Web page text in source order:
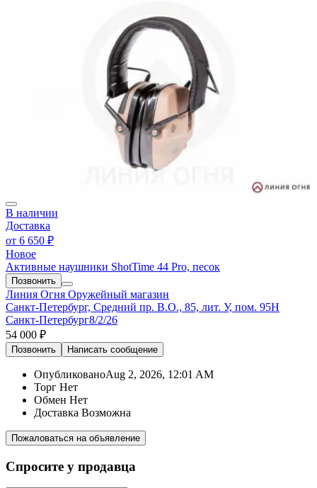
В наличии
Доставка
от 6 650 ₽
Новое
Активные наушники ShotTime 44 Pro, песок
Позвонить
Линия Огня Оружейный магазин
Санкт-Петербург, Средний пр. В.О., 85, лит. У, пом. 95Н
Санкт-Петербург8/2/26
54 000 ₽
Позвонить Написать сообщение
ОпубликованоAug 2, 2026, 12:01 AM
Торг Нет
Обмен Нет
Доставка Возможна
Пожаловаться на объявление
Спросите у продавца